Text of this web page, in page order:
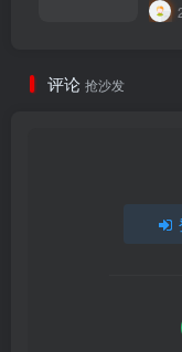
评论 抢沙发